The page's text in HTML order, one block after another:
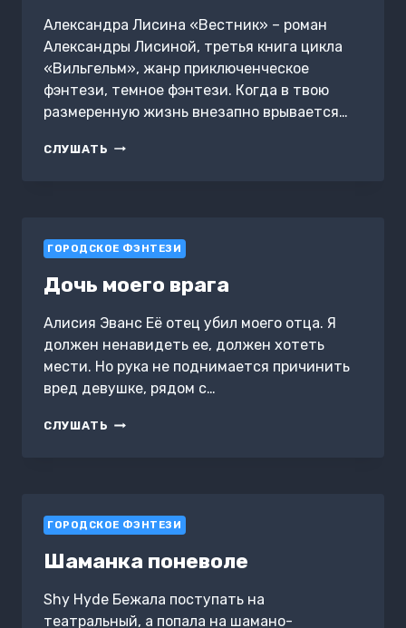
Александра Лисина «Вестник» – роман
Александры Лисиной, третья книга цикла
«Вильгельм», жанр приключенческое
фэнтези, темное фэнтези. Когда в твою
размеренную жизнь внезапно врывается…
СЛУШАТЬ ВИЛЬГЕЛЬМ.
ГОРОДСКОЕ ФЭНТЕЗИ
Дочь моего врага
Алисия Эванс Её отец убил моего отца. Я
должен ненавидеть ее, должен хотеть
мести. Но рука не поднимается причинить
вред девушке, рядом с…
СЛУШАТЬ ДОЧЬ
ГОРОДСКОЕ ФЭНТЕЗИ
Шаманка поневоле
Shy Hyde Бежала поступать на
театральный, а попала на шамано-